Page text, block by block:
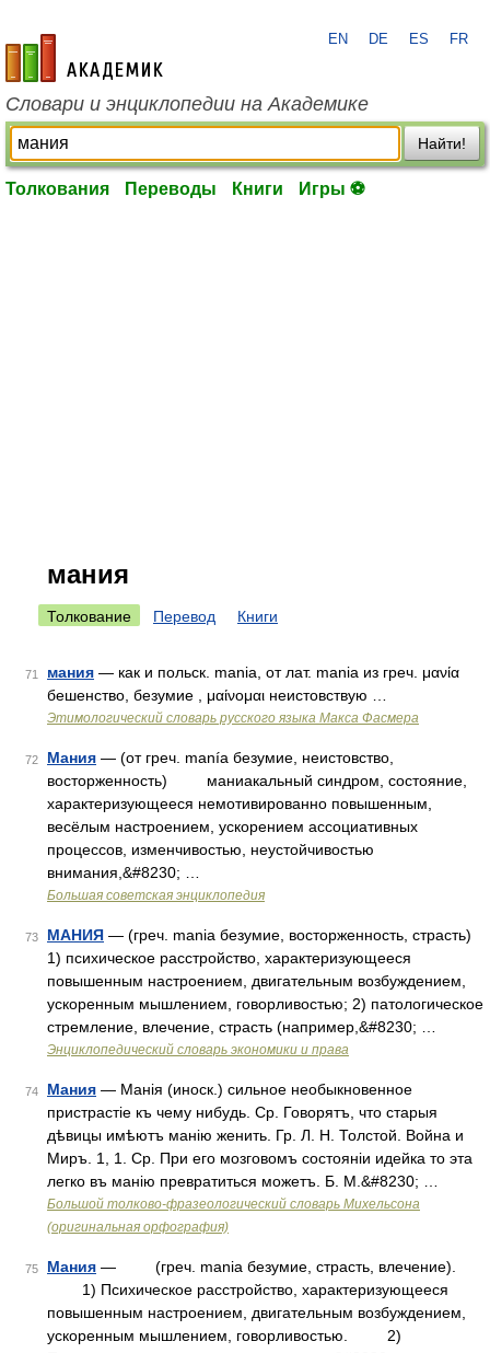
academic.ru
EN DE ES FR
Словари и энциклопедии на Академике
Найти!
Толкования Переводы Книги Игры ⚽
мания
Толкование Перевод Книги
71 мания — как и польск. mania, от лат. mania из греч. μανία
бешенство, безумие , μαίνομαι неистовствую …
Этимологический словарь русского языка Макса Фасмера
72 Мания — (от греч. manía безумие, неистовство,
восторженность) маниакальный синдром, состояние,
характеризующееся немотивированно повышенным,
весёлым настроением, ускорением ассоциативных
процессов, изменчивостью, неустойчивостью
внимания,&#8230; …
Большая советская энциклопедия
73 МАНИЯ — (греч. mania безумие, восторженность, страсть)
1) психическое расстройство, характеризующееся
повышенным настроением, двигательным возбуждением,
ускоренным мышлением, говорливостью; 2) патологическое
стремление, влечение, страсть (например,&#8230; …
Энциклопедический словарь экономики и права
74 Мания — Манія (иноск.) сильное необыкновенное
пристрастіе къ чему нибудь. Ср. Говорятъ, что старыя
дѣвицы имѣютъ манію женить. Гр. Л. Н. Толстой. Война и
Миръ. 1, 1. Ср. При его мозговомъ состояніи идейка то эта
легко въ манію превратиться можетъ. Б. М.&#8230; …
Большой толково-фразеологический словарь Михельсона
(оригинальная орфография)
75 Мания — (греч. mania безумие, страсть, влечение).
1) Психическое расстройство, характеризующееся
повышенным настроением, двигательным возбуждением,
ускоренным мышлением, говорливостью. 2)